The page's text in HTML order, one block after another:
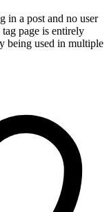
in a post and no user
page is entirely
being used in multiple